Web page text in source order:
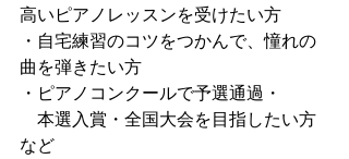
高いピアノレッスンを受けたい方
・自宅練習のコツをつかんで、憧れの
曲を弾きたい方
・ピアノコンクールで予選通過・
本選入賞・全国大会を目指したい方
など